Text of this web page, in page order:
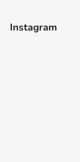
Instagram